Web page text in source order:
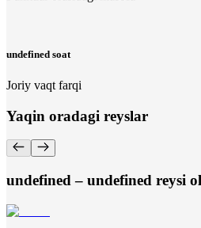
undefined soat
Joriy vaqt farqi
Yaqin oradagi reyslar
undefined – undefined reysi